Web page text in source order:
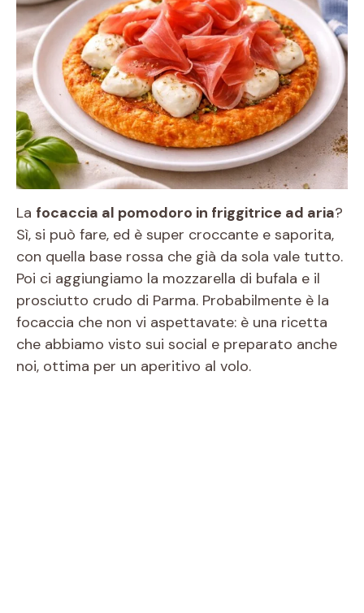
La focaccia al pomodoro in friggitrice ad aria?
Sì, si può fare, ed è super croccante e saporita,
con quella base rossa che già da sola vale tutto.
Poi ci aggiungiamo la mozzarella di bufala e il
prosciutto crudo di Parma. Probabilmente è la
focaccia che non vi aspettavate: è una ricetta
che abbiamo visto sui social e preparato anche
noi, ottima per un aperitivo al volo.